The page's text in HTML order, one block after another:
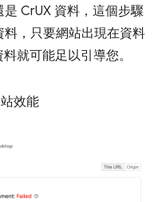
CrUX 資料，這個步驟
，只要網站出現在資料
就可能足以引導您。
效能